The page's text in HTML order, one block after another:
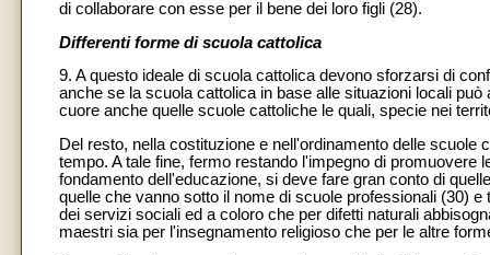
di collaborare con esse per il bene dei loro figli (28).
Differenti forme di scuola cattolica
9. A questo ideale di scuola cattolica devono sforzarsi di
anche se la scuola cattolica in base alle situazioni locali
cuore anche quelle scuole cattoliche le quali, specie nei
Del resto, nella costituzione e nell'ordinamento delle
tempo. A tale fine, fermo restando l'impegno di
fondamento dell'educazione, si deve fare gran conto di
quelle che vanno sotto il nome di scuole professionali (30)
dei servizi sociali ed a coloro che per difetti naturali
maestri sia per l'insegnamento religioso che per le altre